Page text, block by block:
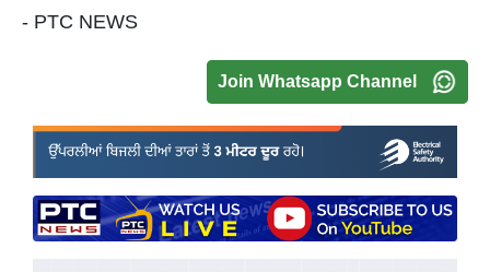
- PTC NEWS
Join Whatsapp Channel